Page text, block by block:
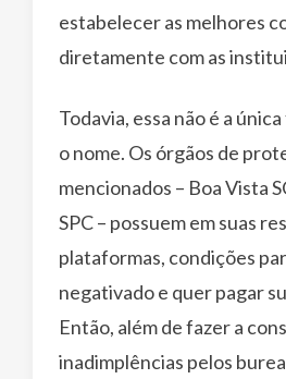
estabelecer as melhores
diretamente com as
Todavia, essa não é a
o nome. Os órgãos de
mencionados – Boa Vista
SPC – possuem em suas
plataformas, condições
negativado e quer pagar
Então, além de fazer a
inadimplências pelos